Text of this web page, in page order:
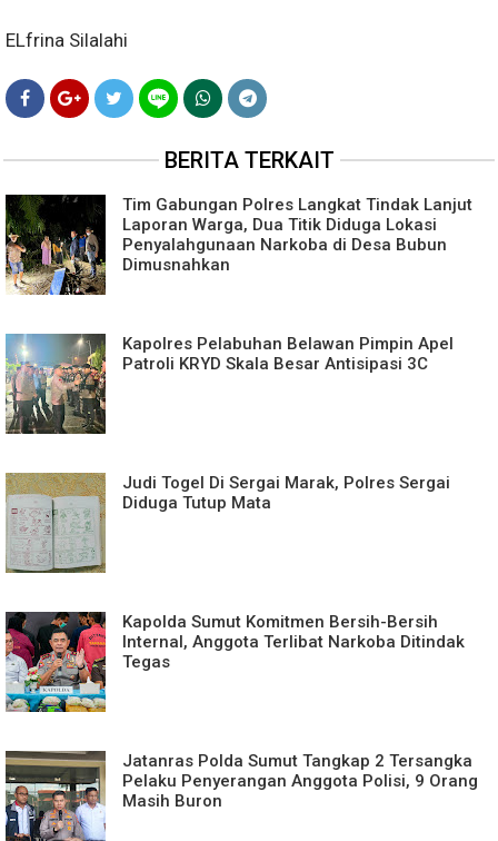
ELfrina Silalahi
BERITA TERKAIT
Tim Gabungan Polres Langkat Tindak Lanjut
Laporan Warga, Dua Titik Diduga Lokasi
Penyalahgunaan Narkoba di Desa Bubun
Dimusnahkan
Kapolres Pelabuhan Belawan Pimpin Apel
Patroli KRYD Skala Besar Antisipasi 3C
Judi Togel Di Sergai Marak, Polres Sergai
Diduga Tutup Mata
Kapolda Sumut Komitmen Bersih-Bersih
Internal, Anggota Terlibat Narkoba Ditindak
Tegas
Jatanras Polda Sumut Tangkap 2 Tersangka
Pelaku Penyerangan Anggota Polisi, 9 Orang
Masih Buron